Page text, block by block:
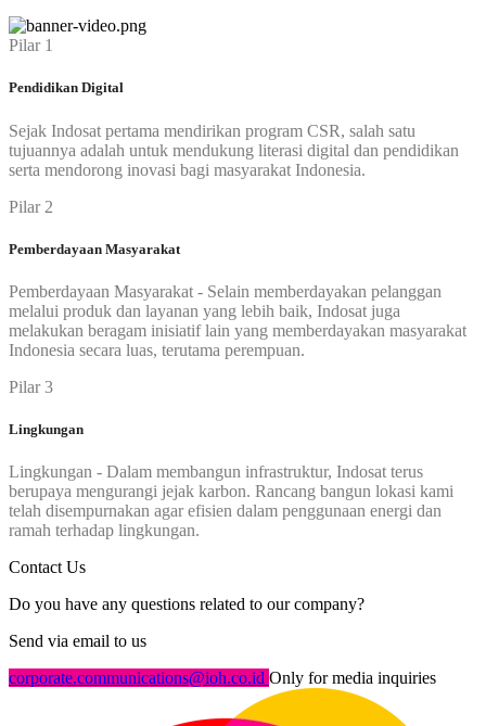
Pilar 1
Pendidikan Digital
Sejak Indosat pertama mendirikan program CSR, salah satu
tujuannya adalah untuk mendukung literasi digital dan pendidikan
serta mendorong inovasi bagi masyarakat Indonesia.
Pilar 2
Pemberdayaan Masyarakat
Pemberdayaan Masyarakat - Selain memberdayakan pelanggan
melalui produk dan layanan yang lebih baik, Indosat juga
melakukan beragam inisiatif lain yang memberdayakan masyarakat
Indonesia secara luas, terutama perempuan.
Pilar 3
Lingkungan
Lingkungan - Dalam membangun infrastruktur, Indosat terus
berupaya mengurangi jejak karbon. Rancang bangun lokasi kami
telah disempurnakan agar efisien dalam penggunaan energi dan
ramah terhadap lingkungan.
Contact Us
Do you have any questions related to our company?
Send via email to us
corporate.communications@ioh.co.id Only for media inquiries